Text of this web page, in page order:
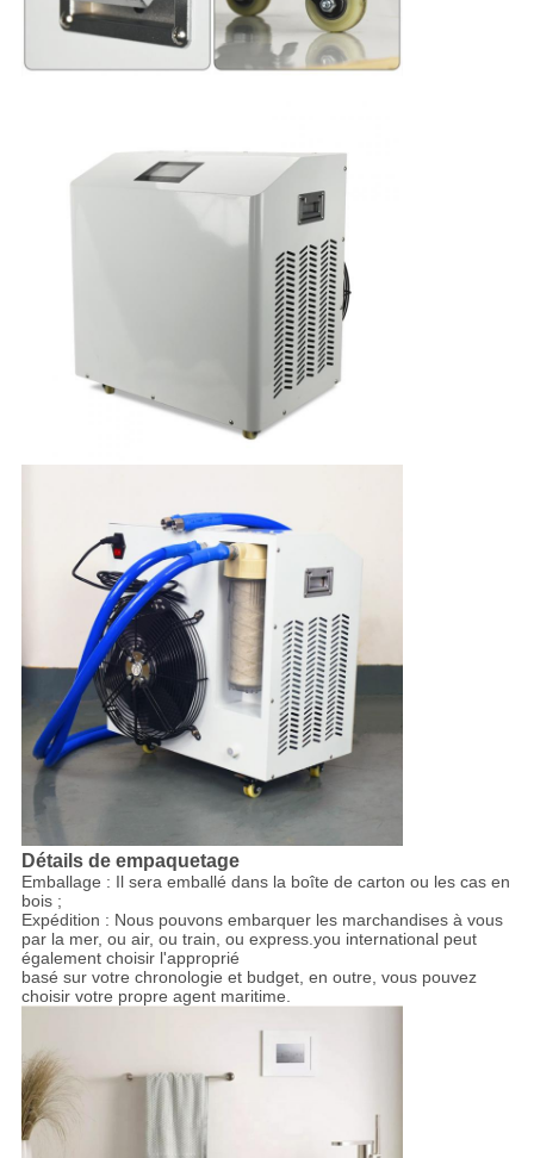
Détails de empaquetage
Emballage : Il sera emballé dans la boîte de carton ou les cas en
bois ;
Expédition : Nous pouvons embarquer les marchandises à vous
par la mer, ou air, ou train, ou express.you international peut
également choisir l'approprié
basé sur votre chronologie et budget, en outre, vous pouvez
choisir votre propre agent maritime.